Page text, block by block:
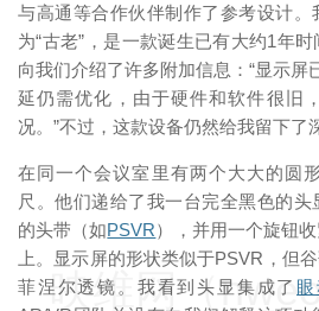
与高通等合作伙伴制作了参考设计。
为“古老”，是一款诞生已有大约1年
向我们介绍了许多附加信息：“显示屏
延仍需优化，由于硬件和软件很旧
况。”不过，这款设备仍然给我留下了
在同一个会议室里有两个大大的圆
尺。他们递给了我一台完全黑色的
的头带（如PSVR），并用一个旋钮
上。显示屏的形状类似于PSVR，但
菲涅尔透镜。我看到头显集成了
映维网（